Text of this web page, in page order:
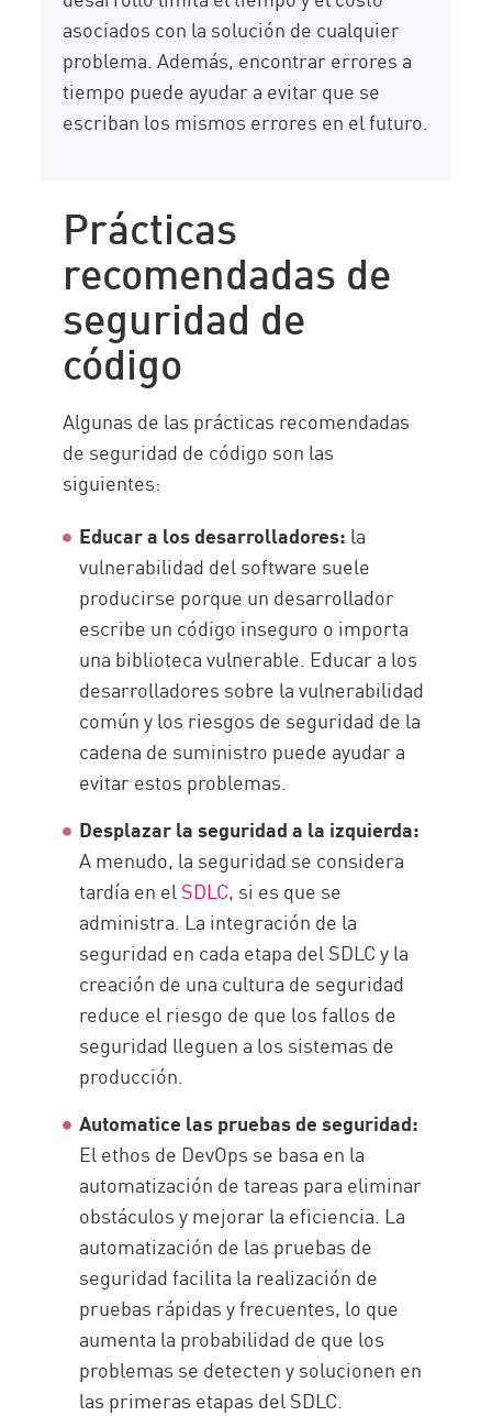
asociados con la solución de cualquier
problema. Además, encontrar errores a
tiempo puede ayudar a evitar que se
escriban los mismos errores en el futuro.
Prácticas
recomendadas de
seguridad de
código
Algunas de las prácticas recomendadas
de seguridad de código son las
siguientes:
Educar a los desarrolladores: la
vulnerabilidad del software suele
producirse porque un desarrollador
escribe un código inseguro o importa
una biblioteca vulnerable. Educar a los
desarrolladores sobre la vulnerabilidad
común y los riesgos de seguridad de la
cadena de suministro puede ayudar a
evitar estos problemas.
Desplazar la seguridad a la izquierda:
A menudo, la seguridad se considera
tardía en elSDLC, si es que se
administra. La integración de la
seguridad en cada etapa del SDLC y la
creación de una cultura de seguridad
reduce el riesgo de que los fallos de
seguridad lleguen a los sistemas de
producción.
Automatice las pruebas de seguridad:
El ethos de DevOps se basa en la
automatización de tareas para eliminar
obstáculos y mejorar la eficiencia. La
automatización de las pruebas de
seguridad facilita la realización de
pruebas rápidas y frecuentes, lo que
aumenta la probabilidad de que los
problemas se detecten y solucionen en
las primeras etapas del SDLC.